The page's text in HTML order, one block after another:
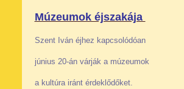
Múzeumok éjszakája
Szent Iván éjhez kapcsolódóan
június 20-án várják a múzeumok
a kultúra iránt érdeklődőket.